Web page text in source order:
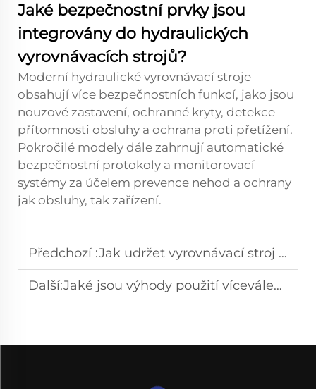
Jaké bezpečnostní prvky jsou
integrovány do hydraulických
vyrovnávacích strojů?
Moderní hydraulické vyrovnávací stroje
obsahují více bezpečnostních funkcí, jako jsou
nouzové zastavení, ochranné kryty, detekce
přítomnosti obsluhy a ochrana proti přetížení.
Pokročilé modely dále zahrnují automatické
bezpečnostní protokoly a monitorovací
systémy za účelem prevence nehod a ochrany
jak obsluhy, tak zařízení.
Předchozí :Jak udržet vyrovnávací stroj v optimálním provozním stavu?
Další:Jaké jsou výhody použití víceválečkového CNC vyrovnávacího stroje?